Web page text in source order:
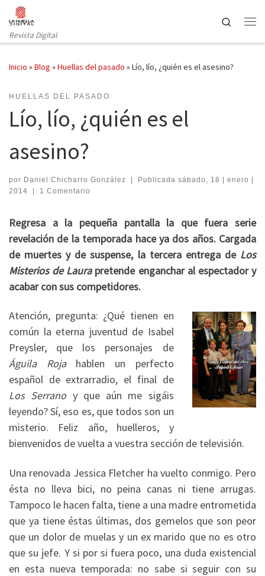
Saltar al contenido
Revista Digital
Search
Inicio »Blog »Huellas del pasado »Lío, lío, ¿quién es el asesino?
HUELLAS DEL PASADO
Lío, lío, ¿quién es el
asesino?
por Daniel Chicharro González | Publicada sábado, 18 | enero |
2014
| 1 Comentario
Regresa a la pequeña pantalla la que fuera serie
revelación de la temporada hace ya dos años. Cargada
de muertes y de suspense, la tercera entrega de Los
Misterios de Laurapretende enganchar al espectador y
acabar con sus competidores.
Atención, pregunta: ¿Qué tienen en
común la eterna juventud de Isabel
Preysler, que los personajes de
Águila Rojahablen un perfecto
español de extrarradio, el final de
Los Serranoy que aún me sigáis
leyendo? Sí, eso es, que todos son un
misterio. Feliz año, huelleros, y
bienvenidos de vuelta a vuestra sección de televisión.
Una renovada Jessica Fletcher ha vuelto conmigo. Pero
ésta no lleva bici, no peina canas ni tiene arrugas.
Tampoco le hacen falta, tiene a una madre entrometida
que ya tiene éstas últimas, dos gemelos que son peor
que un dolor de muelas y un ex marido que no es otro
que su jefe. Y si por si fuera poco, una duda existencial
en esta nueva temporada: no sabe si seguir con su